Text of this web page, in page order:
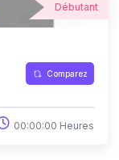
Débutant
Comparez
00:00:00 Heures